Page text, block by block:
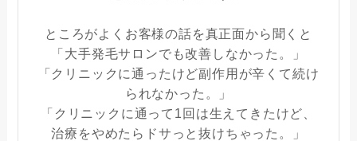
ところがよくお客様の話を真正面から聞くと
「大手発毛サロンでも改善しなかった。」
「クリニックに通ったけど副作用が辛くて続け
られなかった。」
「クリニックに通って1回は生えてきたけど、
治療をやめたらドサっと抜けちゃった。」